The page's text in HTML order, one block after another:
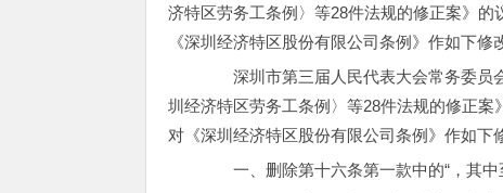
济特区劳务工条例〉等28件法规的修正案》
《深圳经济特区股份有限公司条例》作如下
深圳市第三届人民代表大会常务委员
圳经济特区劳务工条例〉等28件法规的修正
对《深圳经济特区股份有限公司条例》作如下
一、删除第十六条第一款中的“，其中